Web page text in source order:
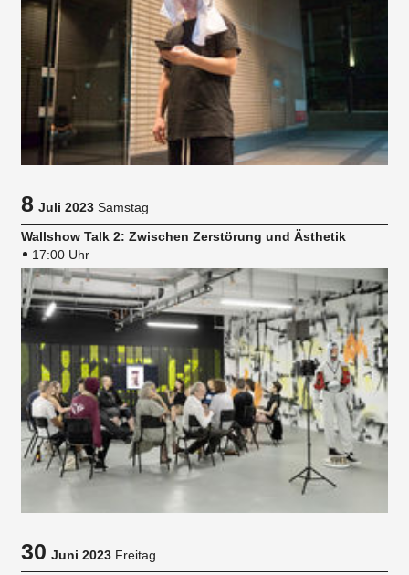
8Juli 2023 Samstag
Wallshow Talk 2: Zwischen Zerstörung und Ästhetik
17:00 Uhr
30Juni 2023 Freitag